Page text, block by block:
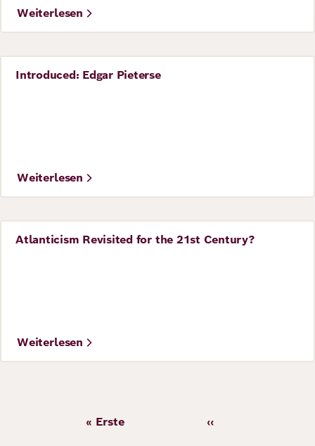
Weiterlesen
Perspective
Introduced: Edgar Pieterse
Weiterlesen
Perspective
Atlanticism Revisited for the 21st Century?
Weiterlesen
Erste
« Erste
Vorherige
‹‹